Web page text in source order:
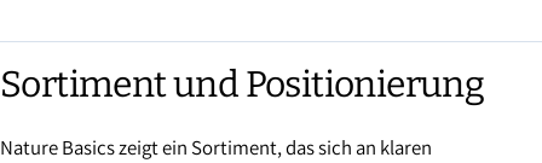
Sortiment und Positionierung
Nature Basics zeigt ein Sortiment, das sich an klaren